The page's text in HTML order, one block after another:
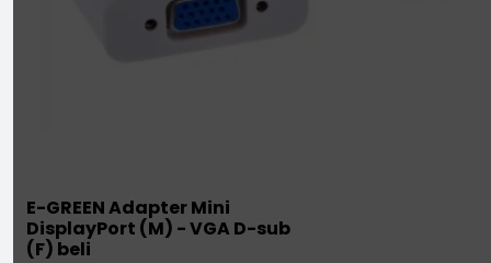
E-GREEN Adapter Mini
DisplayPort (M) - VGA D-sub
(F) beli